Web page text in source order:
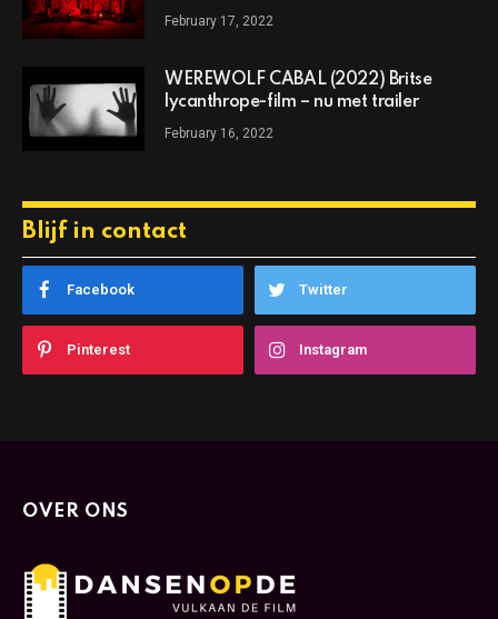
agressieve vakantietitel eer aan
February 17, 2022
WEREWOLF CABAL (2022) Britse
lycanthrope-film – nu met trailer
February 16, 2022
Blijf in contact
Facebook Twitter
Pinterest Instagram
OVER ONS